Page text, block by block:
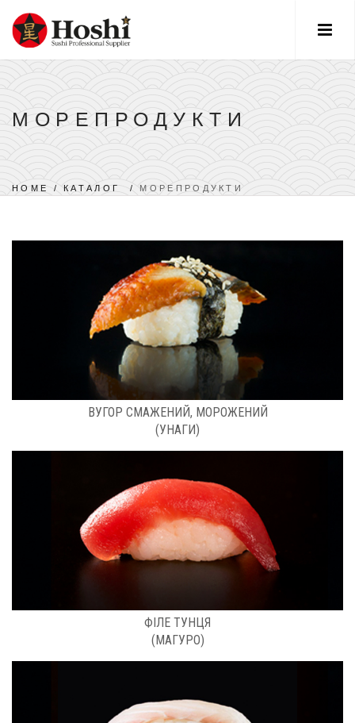
МОРЕПРОДУКТИ
HOME /КАТАЛОГ /МОРЕПРОДУКТИ
РОЗФАСОВКА: КГ
ВУГОР СМАЖЕНИЙ, МОРОЖЕНИЙ
(УНАГИ)
ФІЛЕ ТУНЦЯ
(МАГУРО)